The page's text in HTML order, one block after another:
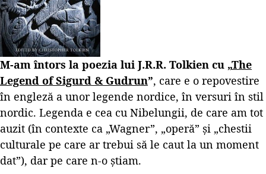
M-am întors la poezia lui J.R.R. Tolkien cu „The
Legend of Sigurd & Gudrun”, care e o repovestire
în engleză a unor legende nordice, în versuri în stil
nordic. Legenda e cea cu Nibelungii, de care am tot
auzit (în contexte ca „Wagner”, „operă” și „chestii
culturale pe care ar trebui să le caut la un moment
dat”), dar pe care n-o știam.